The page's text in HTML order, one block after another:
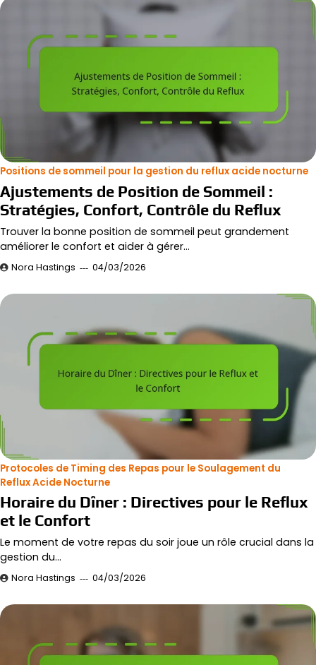
Positions de sommeil pour la gestion du reflux acide nocturne
Ajustements de Position de Sommeil :
Stratégies, Confort, Contrôle du Reflux
Trouver la bonne position de sommeil peut grandement
améliorer le confort et aider à gérer…
Nora Hastings 04/03/2026
Protocoles de Timing des Repas pour le Soulagement du
Reflux Acide Nocturne
Horaire du Dîner : Directives pour le Reflux
et le Confort
Le moment de votre repas du soir joue un rôle crucial dans la
gestion du…
Nora Hastings 04/03/2026